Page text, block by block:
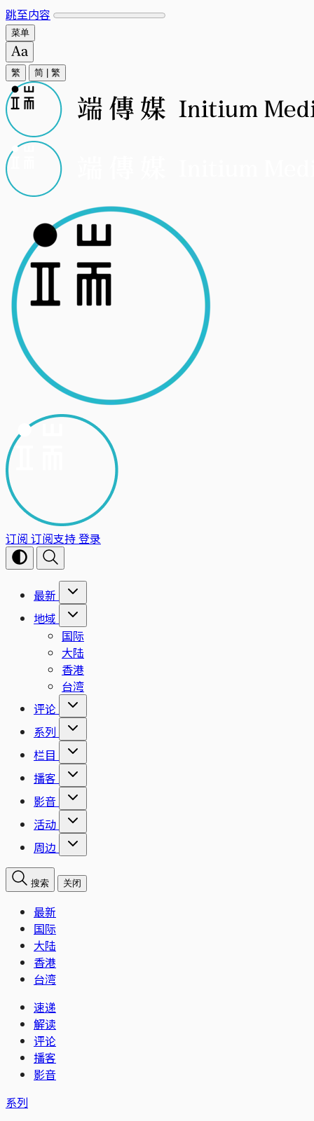
跳至内容
菜单
繁 简 繁
订阅 订阅支持登录
最新
地域
国际
大陆
香港
台湾
评论
系列
栏目
播客
影音
活动
周边
搜索 关闭
最新
国际
大陆
香港
台湾
速递
解读
评论
播客
影音
系列